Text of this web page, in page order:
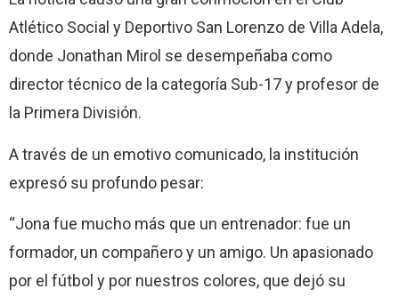
Atlético Social y Deportivo San Lorenzo de Villa Adela,
donde Jonathan Mirol se desempeñaba como
director técnico de la categoría Sub-17 y profesor de
la Primera División.
A través de un emotivo comunicado, la institución
expresó su profundo pesar:
“Jona fue mucho más que un entrenador: fue un
formador, un compañero y un amigo. Un apasionado
por el fútbol y por nuestros colores, que dejó su